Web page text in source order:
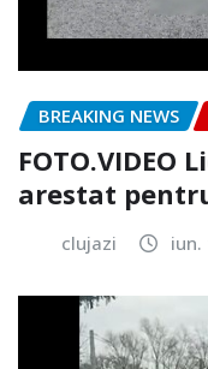
BREAKING NEWS
arestat
clujazi iun.